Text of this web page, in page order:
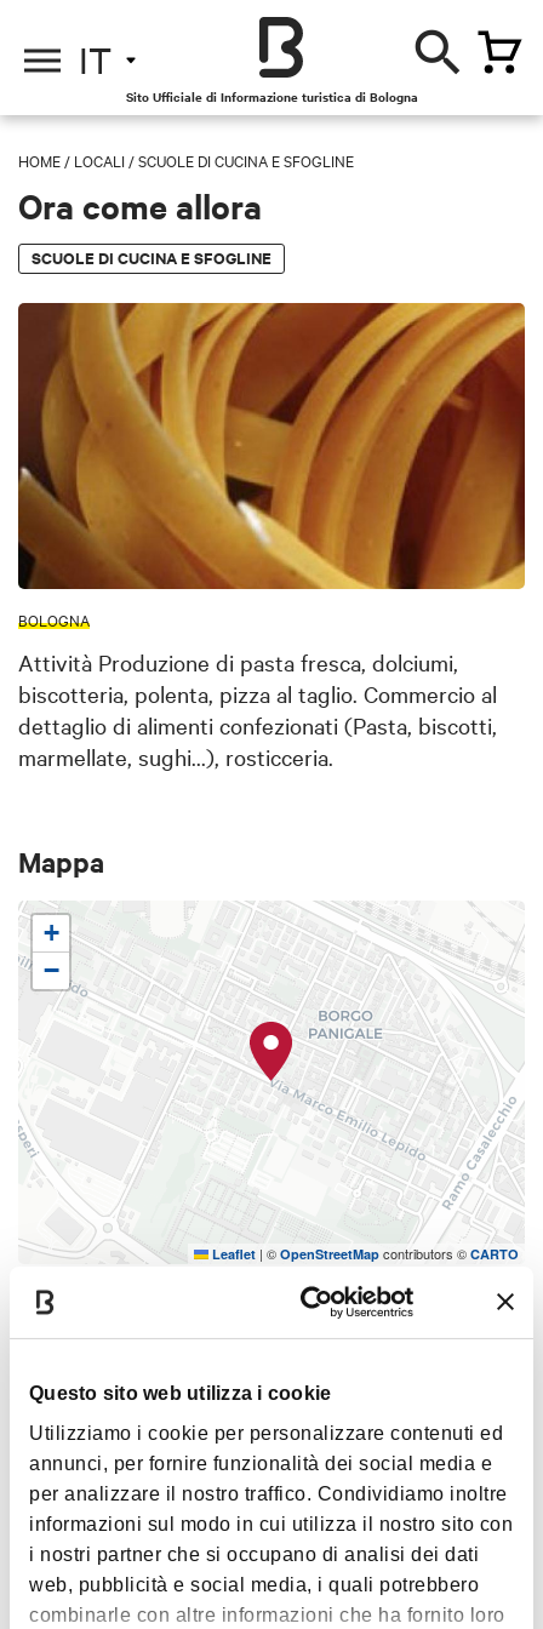
Questo sito web utilizza i cookie
Utilizziamo i cookie per personalizzare contenuti ed
annunci, per fornire funzionalità dei social media e
per analizzare il nostro traffico. Condividiamo inoltre
informazioni sul modo in cui utilizza il nostro sito con
i nostri partner che si occupano di analisi dei dati
web, pubblicità e social media, i quali potrebbero
combinarle con altre informazioni che ha fornito loro
IT
Sito Ufficiale di Informazione turistica di Bologna
HOME / LOCALI /SCUOLE DI CUCINA E SFOGLINE
Ora come allora
SCUOLE DI CUCINA E SFOGLINE
BOLOGNA
Attività Produzione di pasta fresca, dolciumi,
biscotteria, polenta, pizza al taglio. Commercio al
dettaglio di alimenti confezionati (Pasta, biscotti,
marmellate, sughi...), rosticceria.
Mappa
+
−
Leaflet | © OpenStreetMap contributors © CARTO
Ora come allora
Via Marco Emilio Lepido, 91/A - 40132
COME ARRIVARE
Contatti